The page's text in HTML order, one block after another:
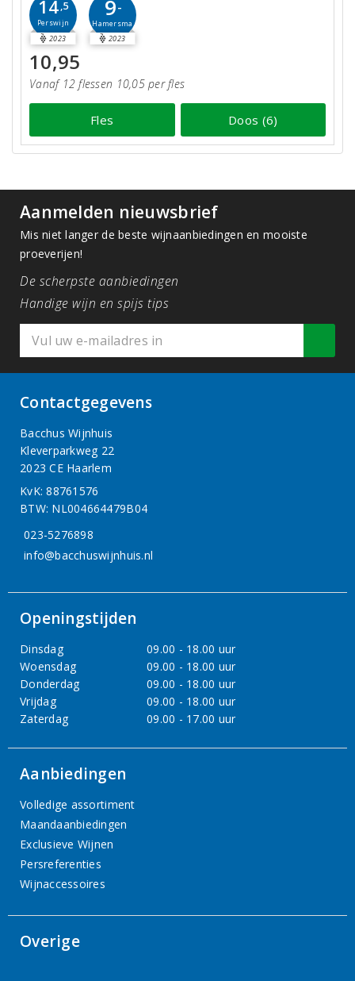
14,5
Perswijn
2023
9-
Hamersma
2023
10,95
Vanaf 12 flessen 10,05 per fles
Fles Doos (6)
Aanmelden nieuwsbrief
Mis niet langer de beste wijnaanbiedingen en mooiste
proeverijen!
De scherpste aanbiedingen
Handige wijn en spijs tips
Contactgegevens
Bacchus Wijnhuis
Kleverparkweg 22
2023 CE Haarlem
KvK: 88761576
BTW: NL004664479B04
023-5276898
info@bacchuswijnhuis.nl
Openingstijden
Dinsdag
09.00 - 18.00 uur
Woensdag
09.00 - 18.00 uur
Donderdag
09.00 - 18.00 uur
Vrijdag
09.00 - 18.00 uur
Zaterdag
09.00 - 17.00 uur
Aanbiedingen
Volledige assortiment
Maandaanbiedingen
Exclusieve Wijnen
Persreferenties
Wijnaccessoires
Overige